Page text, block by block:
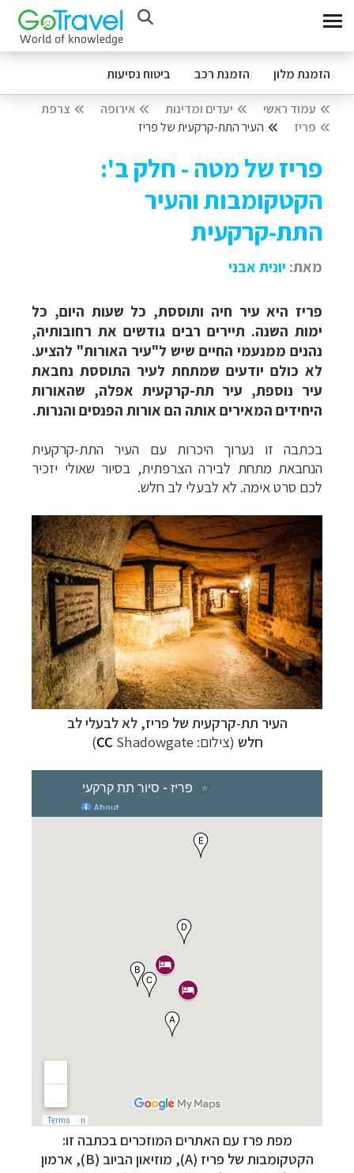
הזמנת מלון הזמנת רכב ביטוח נסיעות
עמוד ראשי יעדים ומדינות אירופה
צרפת
פריז
העיר התת-קרקעית של פריז
פריז של מטה - חלק ב':
הקטקומבות והעיר
התת-קרקעית
מאת: יונית אבני
פריז היא עיר חיה ותוססת, כל שעות היום, כל
ימות השנה. תיירים רבים גודשים את רחובותיה,
נהנים ממנעמי החיים שיש ל"עיר האורות" להציע.
לא כולם יודעים שמתחת לעיר התוססת נחבאת
עיר נוספת, עיר תת-קרקעית אפלה, שהאורות
היחידים המאירים אותה הם אורות הפנסים והנרות.
בכתבה זו נערוך היכרות עם העיר התת-קרקעית
הנחבאת מתחת לבירה הצרפתית, בסיור שאולי יזכיר
לכם סרט אימה. לא לבעלי לב חלש.
העיר תת-קרקעית של פריז, לא לבעלי לב
חלש (צילום: CC Shadowgate
)
מפת פרז עם האתרים המוזכרים בכתבה זו:
הקטקומבות של פריז (A), מוזיאון הביוב (B),
ארמון